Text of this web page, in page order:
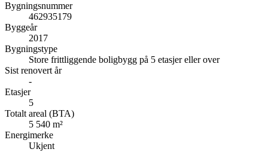
Bygningsnummer
462935179
Byggeår
2017
Bygningstype
Store frittliggende boligbygg på 5 etasjer eller over
Sist renovert år
-
Etasjer
5
Totalt areal (BTA)
5 540 m²
Energimerke
Ukjent